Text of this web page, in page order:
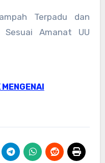
Terpadu dan
Sesuai Amanat UU